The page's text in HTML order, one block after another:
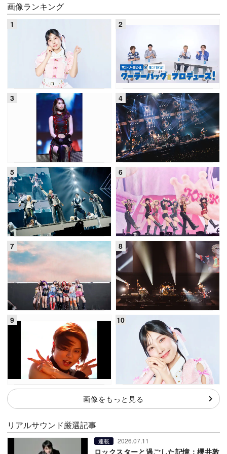
画像ランキング
画像をもっと見る
リアルサウンド厳選記事
連載 2026.07.11
ロックスターと過ごした記憶：櫻井敦